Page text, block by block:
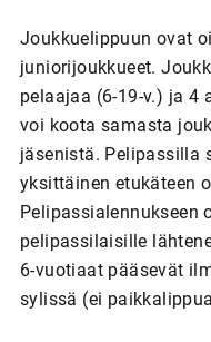
Joukkuelippuun ovat
juniorijoukkueet.
pelaajaa (6-19-v.) ja 4
voi koota samasta
jäsenistä. Pelipassilla
yksittäinen etukäteen
Pelipassialennukseen
pelipassilaisille
6-vuotiaat pääsevät
sylissä (ei